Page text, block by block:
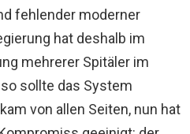
fehlender moderner
hat deshalb im
mehrerer Spitäler im
sollte das System
von allen Seiten, nun hat